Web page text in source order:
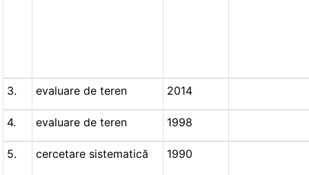
3. evaluare de teren 2014
4. evaluare de teren 1998
5. cercetare sistematică 1990